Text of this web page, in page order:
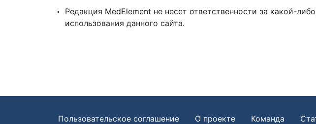
Редакция MedElement не несет ответственности за какой-
использования данного сайта.
Пользовательское соглашение О проекте Команда